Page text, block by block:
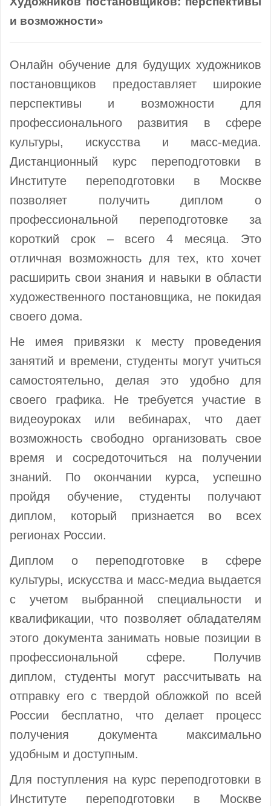
и возможности»
Онлайн обучение для будущих художников
постановщиков предоставляет широкие
перспективы и возможности для
профессионального развития в сфере
культуры, искусства и масс-медиа.
Дистанционный курс переподготовки в
Институте переподготовки в Москве
позволяет получить диплом о
профессиональной переподготовке за
короткий срок – всего 4 месяца. Это
отличная возможность для тех, кто хочет
расширить свои знания и навыки в области
художественного постановщика, не покидая
своего дома.
Не имея привязки к месту проведения
занятий и времени, студенты могут учиться
самостоятельно, делая это удобно для
своего графика. Не требуется участие в
видеоуроках или вебинарах, что дает
возможность свободно организовать свое
время и сосредоточиться на получении
знаний. По окончании курса, успешно
пройдя обучение, студенты получают
диплом, который признается во всех
регионах России.
Диплом о переподготовке в сфере
культуры, искусства и масс-медиа выдается
с учетом выбранной специальности и
квалификации, что позволяет обладателям
этого документа занимать новые позиции в
профессиональной сфере. Получив
диплом, студенты могут рассчитывать на
отправку его с твердой обложкой по всей
России бесплатно, что делает процесс
получения документа максимально
удобным и доступным.
Для поступления на курс переподготовки в
Институте переподготовки в Москве